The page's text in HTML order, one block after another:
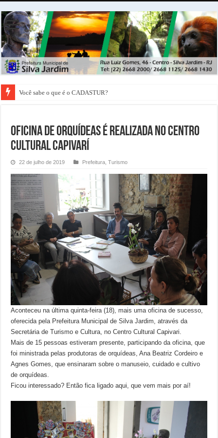
Você sabe o que é o CADASTUR?
Oficina de Orquídeas é realizada no Centro
Cultural Capivarí
22 de julho de 2019 Prefeitura ,Turismo
Aconteceu na última quinta-feira (18), mais uma oficina de sucesso,
oferecida pela Prefeitura Municipal de Silva Jardim, através da
Secretária de Turismo e Cultura, no Centro Cultural Capivari.
Mais de 15 pessoas estiveram presente, participando da oficina, que
foi ministrada pelas produtoras de orquídeas, Ana Beatriz Cordeiro e
Agnes Gomes, que ensinaram sobre o manuseio, cuidado e cultivo
de orquídeas.
Ficou interessado? Então fica ligado aqui, que vem mais por aí!